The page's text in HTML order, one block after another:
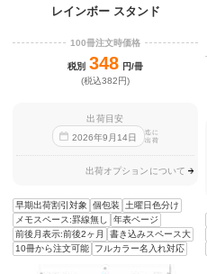
レインボー スタンド
100冊注文時価格
税別 348 円/冊
(税込382円)
出荷目安
2026年9 月 14日
迄に
出荷
出荷オプションについて
早期出荷割引対象 個包装
土曜日色分け
メモスペース:罫線無し
年表ページ
前後月表示:前後2ヶ月
書き込みスペース大
10冊から注文可能
フルカラー名入れ対応